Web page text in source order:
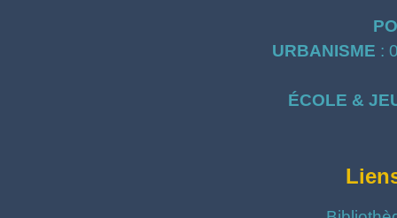
URBANISME :
ÉCOLE &